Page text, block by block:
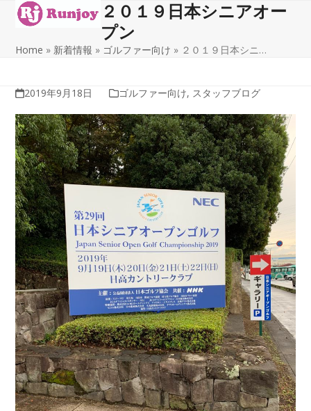
Open
mobile
menu
Close
mobile
menu
２０１９日本シニアオー
プン
Home » 新着情報 » ゴルファー向け » ２０１９日本シニ…
2019年9月18日 ゴルファー向け, スタッフブログ